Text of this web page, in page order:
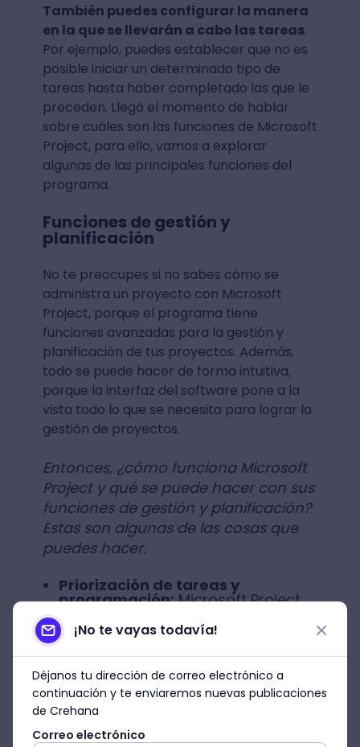
También puedes configurar la manera
en la que se llevarán a cabo las tareas.
Por ejemplo, puedes establecer que no es
posible iniciar un determinado tipo de
tareas hasta haber completado las que le
preceden. Llegó el momento de hablar
sobre cuáles son las funciones de Microsoft
Project, para ello, vamos a explorar
algunas de las principales funciones del
programa.
Funciones de gestión y
planificación
No te preocupes si no sabes cómo se
administra un proyecto con Microsoft
Project, porque el programa tiene
funciones avanzadas para la gestión y
planificación de tus proyectos. Además,
todo se puede hacer de forma intuitiva,
porque la interfaz del software pone a la
vista todo lo que se necesita para lograr la
gestión de proyectos.
Entonces, ¿cómo funciona Microsoft
Project y qué se puede hacer con sus
funciones de gestión y planificación?
Estas son algunas de las cosas que
puedes hacer.
Priorización de tareas y
programación:Microsoft Project
utiliza lista de tareas, tableros
kanban, hojas de ruta de proyectos
y diagramas de Gantt. Los usuarios
pueden enumerar las tareas,
establecer la duración y agregar
cualquier detalle adicional.
Calendario de equipo
compartido:
¡No te vayas todavía!
Déjanos tu dirección de correo electrónico a
continuación y te enviaremos nuevas publicaciones
de Crehana
Correo electrónico